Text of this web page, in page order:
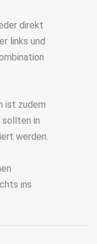
direkt
links und
ist zudem
sollten in
werden.
ins